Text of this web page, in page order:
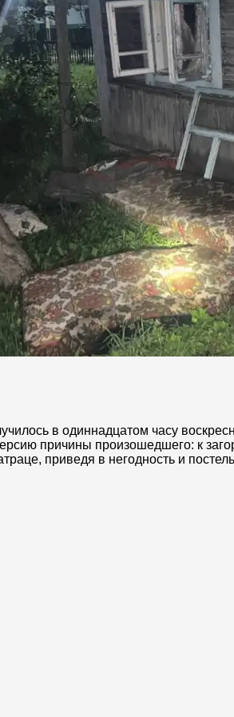
в одиннадцатом часу
причины произошедшего: к
приведя в негодность и